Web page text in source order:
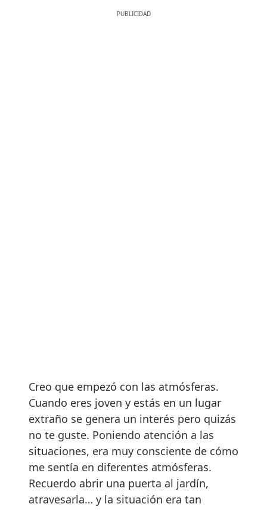
Creo que empezó con las atmósferas.
Cuando eres joven y estás en un lugar
extraño se genera un interés pero quizás
no te guste. Poniendo atención a las
situaciones, era muy consciente de cómo
me sentía en diferentes atmósferas.
Recuerdo abrir una puerta al jardín,
atravesarla… y la situación era tan